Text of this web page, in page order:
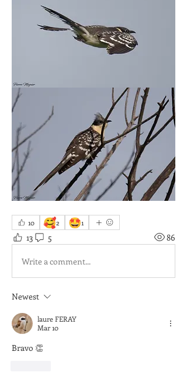
10 🥰2 🤩1
13 5 86
Write a comment...
Newest
laure FERAY
Mar 10
Bravo 👏